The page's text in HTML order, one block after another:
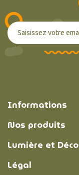
Informations
Nos produits
Lumière et Déco
Légal